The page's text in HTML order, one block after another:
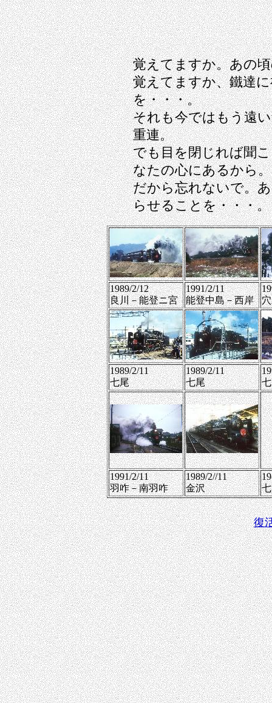
覚えてますか。あの
覚えてますか、鐵達
を・・・。
それも今ではもう遠
重連。
でも目を閉じれば聞
なたの心にあるから。
だから忘れないで。
らせることを・・・。
1989/2/12
良川－能登ニ宮
1991/2/11
能登中島－西岸
1989/2/11
七尾
1989/2/11
七尾
1991/2/11
羽咋－南羽咋
1989/2//11
金沢
復